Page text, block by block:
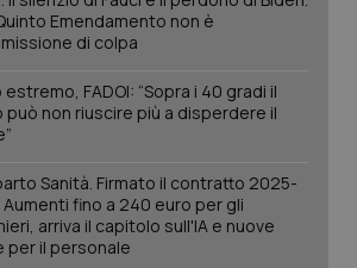
Emendamento non è
di colpa
estremo, FADOI: “Sopra i 40 gradi il
può non riuscire più a disperdere il
Sanità. Firmato il contratto 2025-
Aumenti fino a 240 euro per gli
arriva il capitolo sull'IA e nuove
per il personale